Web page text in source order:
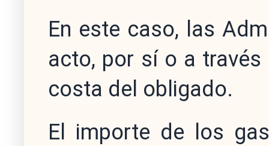
En este caso, las
acto, por sí o a través
costa del obligado.
El importe de los